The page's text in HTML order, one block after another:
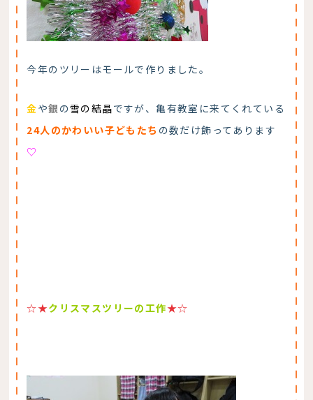
今年のツリーはモールで作りました。
金や銀 の雪の結晶ですが、亀有教室に来てくれている
24人のかわいい子どもたち の数だけ飾ってあります
♡
☆★クリスマスツリーの工作★☆